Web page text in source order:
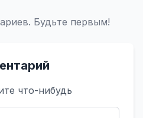
Будьте первым!
что-нибудь